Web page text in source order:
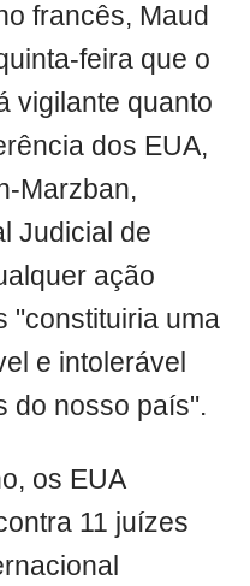
francês, Maud
feira que o
vigilante quanto
dos EUA,
Marzban,
Judicial de
ação
"constituiria uma
e intolerável
do nosso país".
os EUA
11 juízes